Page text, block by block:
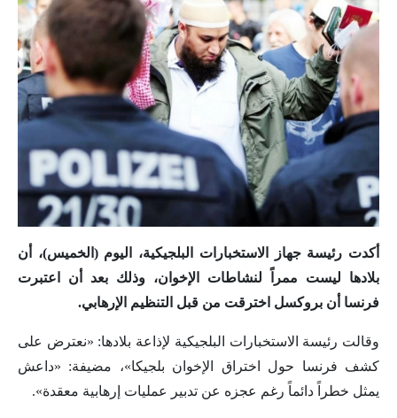
أكدت رئيسة جهاز الاستخبارات البلجيكية، اليوم (الخميس)، أن
بلادها ليست ممراً لنشاطات الإخوان، وذلك بعد أن اعتبرت
فرنسا أن بروكسل اخترقت من قبل التنظيم الإرهابي.
وقالت رئيسة الاستخبارات البلجيكية لإذاعة بلادها: «نعترض على
كشف فرنسا حول اختراق الإخوان بلجيكا»، مضيفة: «داعش
يمثل خطراً دائماً رغم عجزه عن تدبير عمليات إرهابية معقدة».